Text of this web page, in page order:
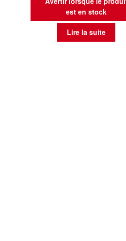
est en stock
Lire la suite